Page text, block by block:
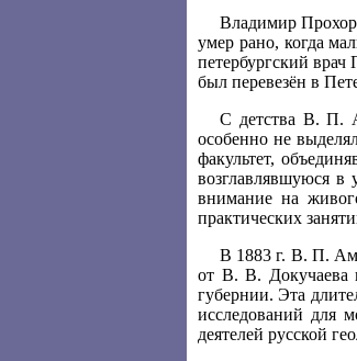
Владимир
умер рано, когда
петербургский
был перевезён в
С детства В. П.
особенно не
факультет,
возглавлявшуюся
внимание на
практических
В 1883 г. В. П.
от В. В. Докучаева
губернии. Эта
исследований для
деятелей русской